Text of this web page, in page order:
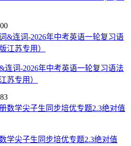
连词-2026年中考英语一轮复习语法
苏专用）
学尖子生同步培优专题2.3绝对值